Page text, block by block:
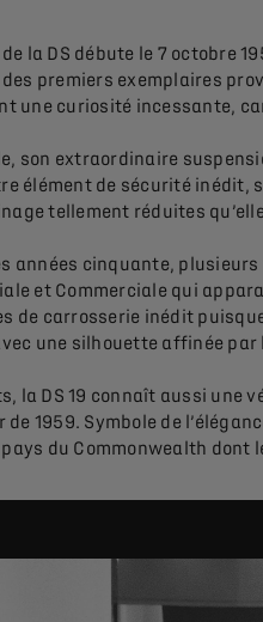
la DS débute le 7 octobre
premiers exemplaires
une curiosité incessante,
son extraordinaire
élément de sécurité
tellement réduites
années cinquante, plusieurs
et Commerciale qui
de carrosserie inédit
une silhouette affinée par
la DS 19 connaît aussi une
de 1959. Symbole de
pays du Commonwealth dont